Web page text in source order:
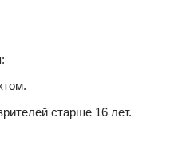
старше 16 лет.